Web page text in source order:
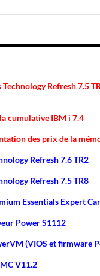
Refresh 7.5
cumulative IBM i 7.4
des prix de la
Refresh 7.6 TR2
Refresh 7.5 TR8
Essentials Expert
Power S1112
(VIOS et firmware
V11.2